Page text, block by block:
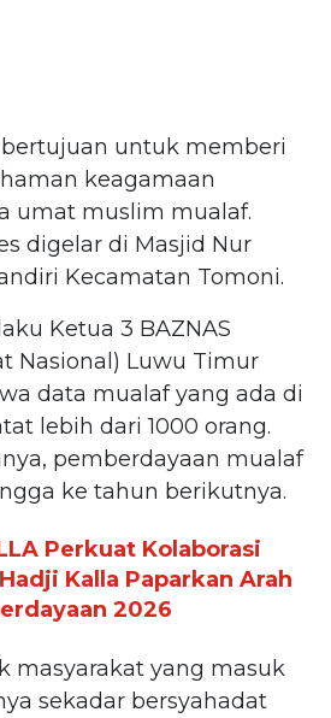
untuk memberi
keagamaan
umat muslim mualaf.
digelar di Masjid Nur
Kecamatan Tomoni.
Ketua 3 BAZNAS
Nasional) Luwu Timur
data mualaf yang ada di
lebih dari 1000 orang.
pemberdayaan mualaf
ke tahun berikutnya.
Perkuat Kolaborasi
Kalla Paparkan Arah
2026
masyarakat yang masuk
sekadar bersyahadat